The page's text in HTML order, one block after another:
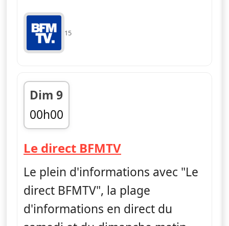
15
Dim 9
00h00
fin 06h00
Le direct BFMTV— Le direct
Le plein d'informations avec "Le
direct BFMTV", la plage
d'informations en direct du